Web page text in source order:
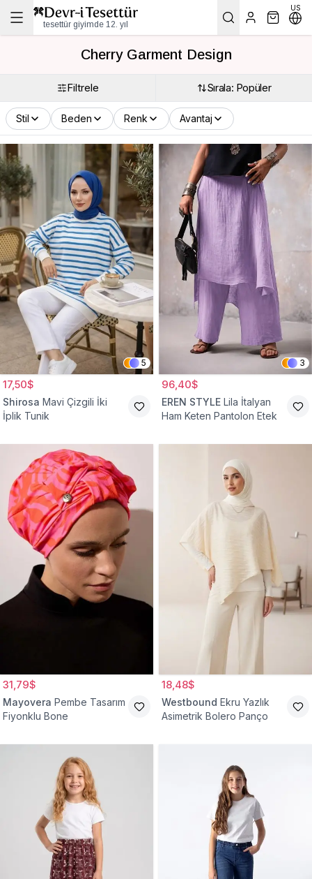
tesettür giyimde 12. yıl
US
Cherry Garment Design
Filtrele Sırala: Popüler
Stil Beden Renk Avantaj
5
17,50$
Shirosa Mavi Çizgili İki
İplik Tunik
3
96,40$
EREN STYLE Lila İtalyan
Ham Keten Pantolon Etek
31,79$
Mayovera Pembe Tasarım
Fiyonklu Bone
18,48$
Westbound Ekru Yazlık
Asimetrik Bolero Panço